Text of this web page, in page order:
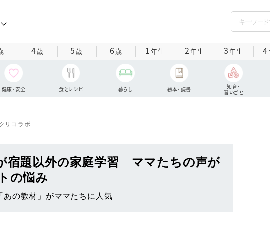
4歳 5歳 6歳 1年生 2年生 3年生 4
健康・安全 食とレシピ 暮らし 絵本・読書
知育・
習いごと
リコラボ
宿題以外の家庭学習 ママたちの声が
の悩み
あの教材」がママたちに人気